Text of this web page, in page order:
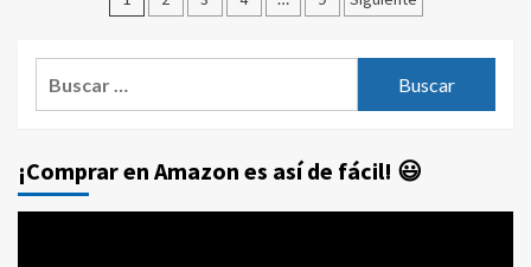
entradas
¡Comprar en Amazon es así de fácil! 😃